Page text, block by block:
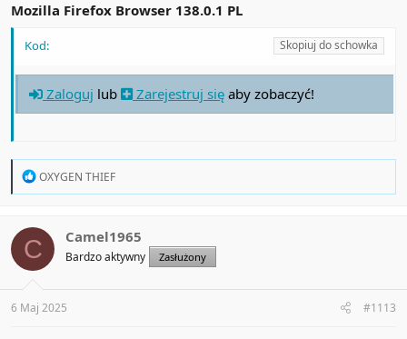
Mozilla Firefox Browser 138.0.1 PL
Kod: Skopiuj do schowka
Zaloguj lub Zarejestruj się aby zobaczyć!
R
t
i
o
s
OXYGEN THIEF
C Camel1965
Bardzo aktywny Zasłużony
6 Maj 2025 #1113